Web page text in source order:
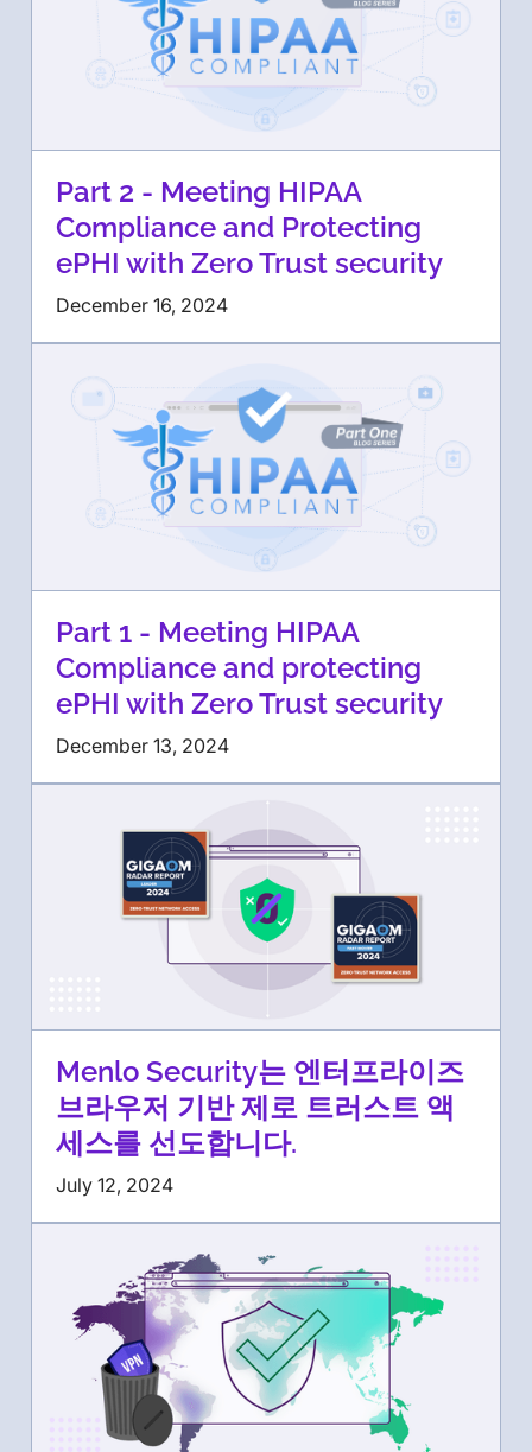
Part 2 - Meeting HIPAA
Compliance and Protecting
ePHI with Zero Trust security
December 16, 2024
Part 1 - Meeting HIPAA
Compliance and protecting
ePHI with Zero Trust security
December 13, 2024
Menlo Security는 엔터프라이즈
브라우저 기반 제로 트러스트 액
세스를 선도합니다.
July 12, 2024